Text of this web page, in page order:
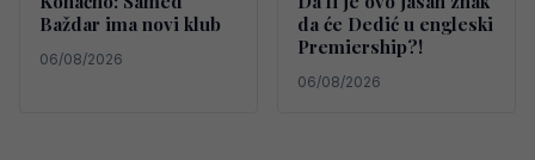
Baždar ima novi klub
06/08/2026
da će Dedić u engleski
Premiership?!
06/08/2026